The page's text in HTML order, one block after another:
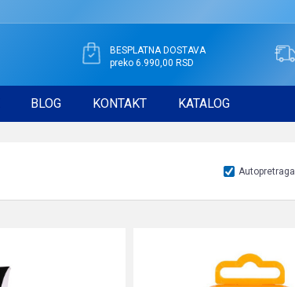
BESPLATNA DOSTAVA
preko 6.990,00 RSD
BLOG KONTAKT KATALOG
Autopretraga